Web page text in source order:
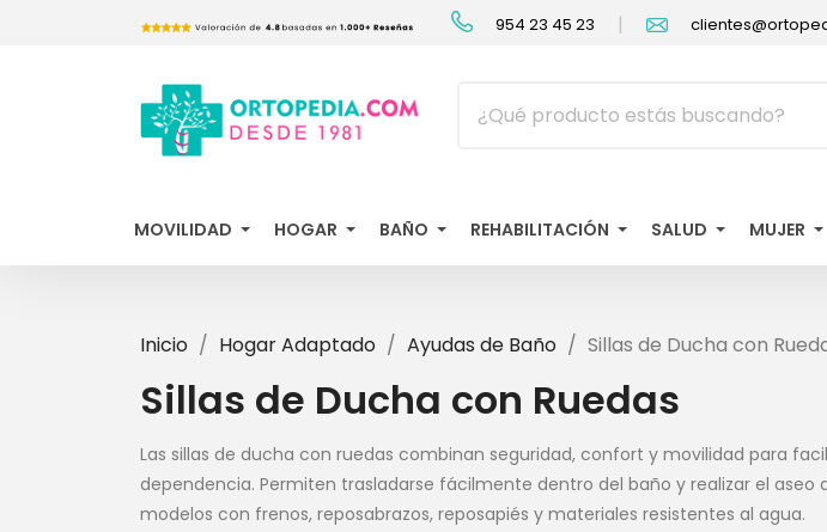
954 23 45 23 |
MOVILIDAD HOGAR BAÑO REHABILITACIÓN SALUD MUJER
Inicio Hogar Adaptado Ayudas de Baño Sillas de Ducha con
Sillas de Ducha con Ruedas
Las sillas de ducha con ruedas combinan seguridad, confort y movilidad para
dependencia. Permiten trasladarse fácilmente dentro del baño y realizar el
modelos con frenos, reposabrazos, reposapiés y materiales resistentes al agua.